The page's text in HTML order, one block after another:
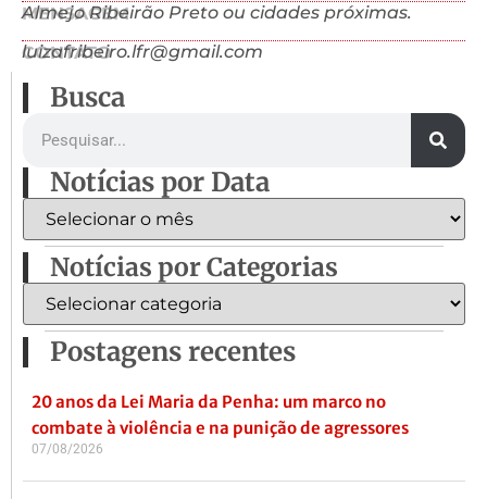
MENSAGEM
Almejo Ribeirão Preto ou cidades próximas.
CONTATO
luizafribeiro.lfr@gmail.com
Busca
Notícias por Data
Notícias por Categorias
Postagens recentes
20 anos da Lei Maria da Penha: um marco no
combate à violência e na punição de agressores
07/08/2026